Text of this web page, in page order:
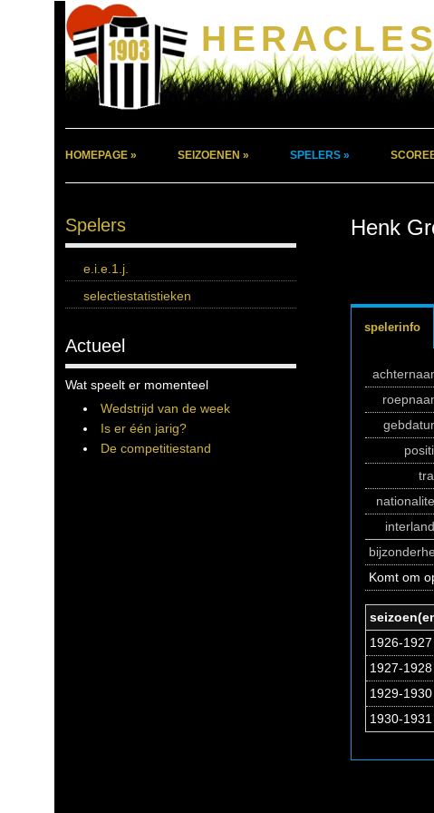
HOMEPAGE » SEIZOENEN » SPELERS »
Spelers
e.i.e.1.j.
selectiestatistieken
Actueel
Wat speelt er momenteel
Wedstrijd van de week
Is er één jarig?
De competitiestand
Henk
spelerinfo
Komt om
1926-1927
1927-1928
1929-1930
1930-1931